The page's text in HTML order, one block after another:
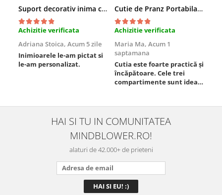
Suport decorativ inima cu mesaje, Cadou cu suflet
Achizitie verificata
Adriana Stoica, Acum 5 zile
Inimioarele le-am pictat si
le-am personalizat.
Cutie de Pranz Portabila cu Compartimente
Achizitie verificata
Maria Ma, Acum 1
saptamana
Cutia este foarte practică și
încăpătoare. Cele trei
compartimente sunt ideale
este sigură, fără scurgeri. O
folosesc aproape zilnic la
serviciu și sunt foarte
mulțumită.
HAI SI TU IN COMUNITATEA
MINDBLOWER.RO!
alaturi de 42.000+ de prieteni